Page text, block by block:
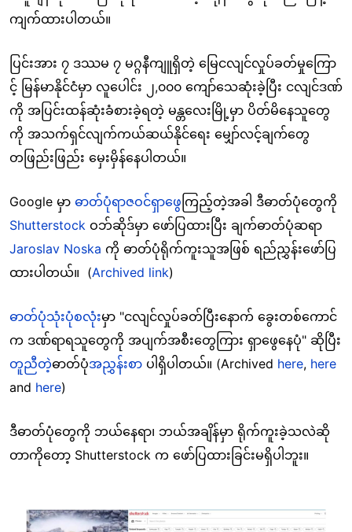
ကျက်ထားပါတယ်။
ပြင်းအား ၇ ဒဿမ ၇ မဂ္ဂနီကျူရှိတဲ့ မြေငလျင်လှုပ်ခတ်မှုကြော
င့် မြန်မာနိုင်ငံမှာ လူပေါင်း ၂,၀၀၀ ကျော်သေဆုံးခဲ့ပြီး ငလျင်ဒဏ်
ကို အပြင်းထန်ဆုံးခံစားခဲ့ရတဲ့ မန္တလေးမြို့မှာ ပိတ်မိနေသူတွေ
ကို အသက်ရှင်လျက်ကယ်ဆယ်နိုင်ရေး မျှော်လင့်ချက်တွေ
တဖြည်းဖြည်း မှေးမှိန်နေပါတယ်။
Google မှာ ဓာတ်ပုံရာဇဝင်ရှာဖွေ ကြည့်တဲ့အခါ ဒီဓာတ်ပုံတွေကို
Shutterstock ဝဘ်ဆိုဒ်မှာ ဖော်ပြထားပြီး ချက်ဓာတ်ပုံဆရာ
Jaroslav Noska ကို ဓာတ်ပုံရိုက်ကူးသူအဖြစ် ရည်ညွှန်းဖော်ပြ
ထားပါတယ်။ (Archived link)
ဓာတ်ပုံသုံးပုံစလုံးမှာ "ငလျင်လှုပ်ခတ်ပြီးနောက် ခွေးတစ်ကောင်
က ဒဏ်ရာရသူတွေကို အပျက်အစီးတွေကြား ရှာဖွေနေပုံ" ဆိုပြီး
တူညီတဲ့ဓာတ်ပုံအညွှန်းစာ ပါရှိပါတယ်။ (Archived here, here
and here)
ဒီဓာတ်ပုံတွေကို ဘယ်နေရာ၊ ဘယ်အချိန်မှာ ရိုက်ကူးခဲ့သလဲဆို
တာကိုတော့ Shutterstock က ဖော်ပြထားခြင်းမရှိပါဘူး။
Image